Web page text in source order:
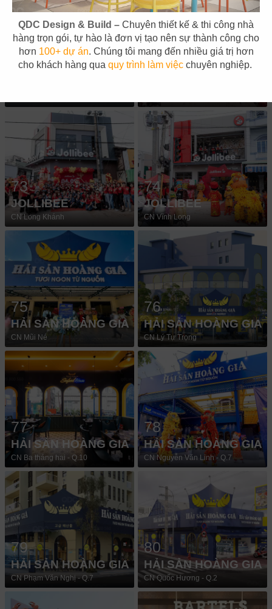
QDC Design & Build – Chuyên thiết kế & thi công nhà
hàng trọn gói, tự hào là đơn vị tạo nên sự thành công cho
hơn 100+ dự án. Chúng tôi mang đến nhiều giá trị hơn
cho khách hàng qua quy trình làm việcchuyên nghiệp.
71 72
73
JOLLIBEE
CN Long Khánh
74
JOLLIBEE
CN Vĩnh Long
75
HẢI SẢN HOÀNG GIA
CN Mũi Né
76
HẢI SẢN HOÀNG GIA
CN Lý Tự Trọng
77
HẢI SẢN HOÀNG GIA
CN Ba tháng hai - Q.10
78
HẢI SẢN HOÀNG GIA
CN Nguyễn Văn Linh - Q.7
79
HẢI SẢN HOÀNG GIA
CN Phạm Văn Nghị - Q.7
80
HẢI SẢN HOÀNG GIA
CN Quốc Hương - Q.2